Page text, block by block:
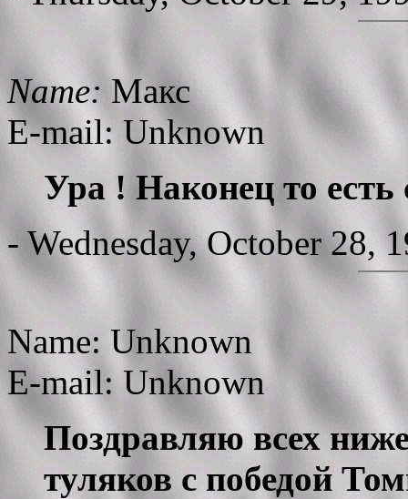
Name: Макс
E-mail: Unknown
Ура ! Наконец то есть
- Wednesday, October 28,
Name: Unknown
E-mail: Unknown
Поздравляю всех
туляков с победой